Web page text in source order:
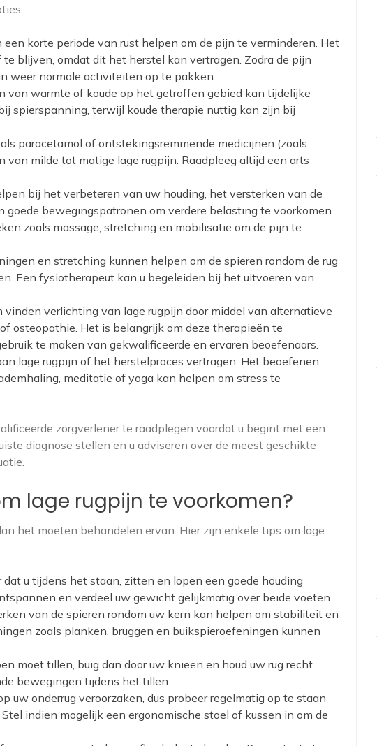
korte periode van rust helpen om de pijn te verminderen. Het
blijven, omdat dit het herstel kan vertragen. Zodra de pijn
weer normale activiteiten op te pakken.
van warmte of koude op het getroffen gebied kan tijdelijke
spierspanning, terwijl koude therapie nuttig kan zijn bij
paracetamol of ontstekingsremmende medicijnen (zoals
milde tot matige lage rugpijn. Raadpleeg altijd een arts
bij het verbeteren van uw houding, het versterken van de
goede bewegingspatronen om verdere belasting te voorkomen.
zoals massage, stretching en mobilisatie om de pijn te
en stretching kunnen helpen om de spieren rondom de rug
Een fysiotherapeut kan u begeleiden bij het uitvoeren van
verlichting van lage rugpijn door middel van alternatieve
osteopathie. Het is belangrijk om deze therapieën te
te maken van gekwalificeerde en ervaren beoefenaars.
lage rugpijn of het herstelproces vertragen. Het beoefenen
meditatie of yoga kan helpen om stress te
zorgverlener te raadplegen voordat u begint met een
diagnose stellen en u adviseren over de meest geschikte
lage rugpijn te voorkomen?
het moeten behandelen ervan. Hier zijn enkele tips om lage
dat u tijdens het staan, zitten en lopen een goede houding
en verdeel uw gewicht gelijkmatig over beide voeten.
van de spieren rondom uw kern kan helpen om stabiliteit en
zoals planken, bruggen en buikspieroefeningen kunnen
moet tillen, buig dan door uw knieën en houd uw rug recht
bewegingen tijdens het tillen.
uw onderrug veroorzaken, dus probeer regelmatig op te staan
indien mogelijk een ergonomische stoel of kussen in om de